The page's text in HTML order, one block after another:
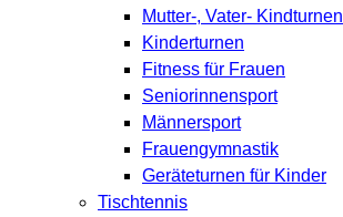
Mutter-, Vater- Kindturnen
Kinderturnen
Fitness für Frauen
Seniorinnensport
Männersport
Frauengymnastik
Geräteturnen für Kinder
Tischtennis